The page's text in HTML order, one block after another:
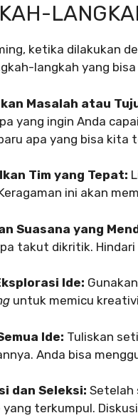
ketika dilakukan
langkah yang
Masalah atau
yang ingin Anda
apa yang bisa kita
Tim yang Tepat:
ini akan
Suasana yang
takut dikritik.
Ide:
untuk memicu
Ide: Tuliskan
Anda bisa
dan Seleksi: Setelah
yang terkumpul.